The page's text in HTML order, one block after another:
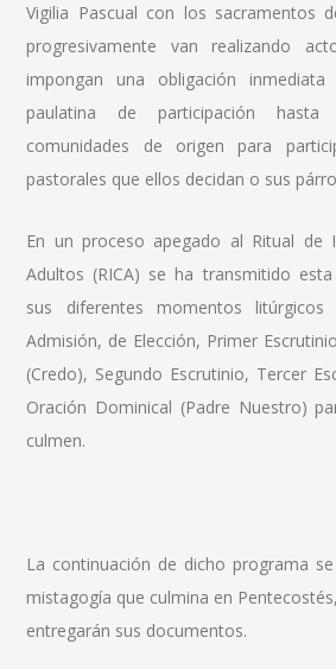
Vigilia Pascual con los sacramentos
progresivamente van realizando
impongan una obligación
paulatina de participación
comunidades de origen para
pastorales que ellos decidan o sus
En un proceso apegado al Ritual de
Adultos (RICA) se ha transmitido
sus diferentes momentos
Admisión, de Elección, Primer
(Credo), Segundo Escrutinio, Tercer
Oración Dominical (Padre Nuestro)
culmen.
La continuación de dicho programa
mistagogía que culmina en
entregarán sus documentos.